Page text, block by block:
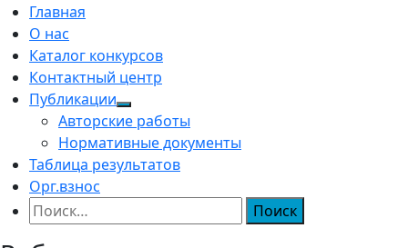
Главная
О нас
Каталог конкурсов
Контактный центр
Публикации
Авторские работы
Нормативные документы
Таблица результатов
Орг.взнос
Найти: